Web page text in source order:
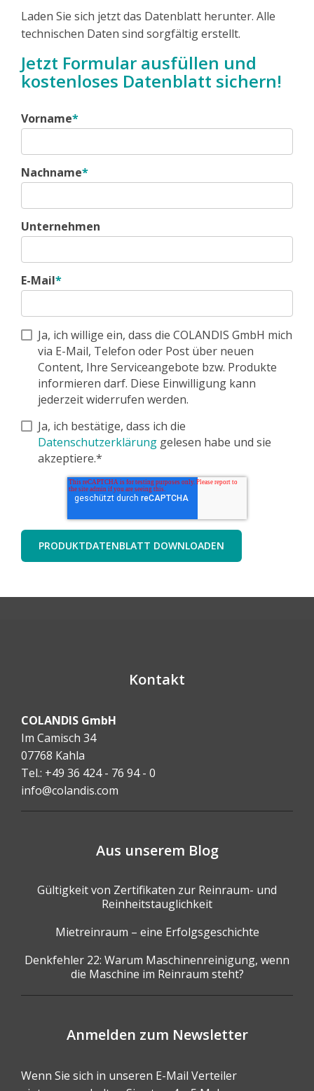
Laden Sie sich jetzt das Datenblatt herunter. Alle
technischen Daten sind sorgfältig erstellt.
Jetzt Formular ausfüllen und
kostenloses Datenblatt sichern!
Vorname*
Nachname*
Unternehmen
E-Mail*
Ja, ich willige ein, dass die COLANDIS GmbH mich
via E-Mail, Telefon oder Post über neuen
Content, Ihre Serviceangebote bzw. Produkte
informieren darf. Diese Einwilligung kann
jederzeit widerrufen werden.
Ja, ich bestätige, dass ich die
Datenschutzerklärung gelesen habe und sie
akzeptiere.*
Kontakt
COLANDIS GmbH
Im Camisch 34
07768 Kahla
Tel.: +49 36 424 - 76 94 - 0
info@colandis.com
Aus unserem Blog
Gültigkeit von Zertifikaten zur Reinraum- und
Reinheitstauglichkeit
Mietreinraum – eine Erfolgsgeschichte
Denkfehler 22: Warum Maschinenreinigung, wenn
die Maschine im Reinraum steht?
Anmelden zum Newsletter
Wenn Sie sich in unseren E-Mail Verteiler